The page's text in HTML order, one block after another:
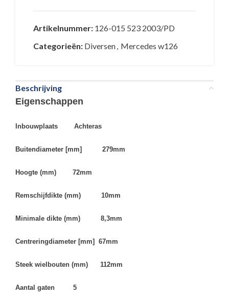
Artikelnummer: 126-015 523 2003/PD
Categorieën: Diversen, Mercedes w126
Beschrijving
Eigenschappen
Inbouwplaats Achteras
Buitendiameter [mm] 279mm
Hoogte (mm) 72mm
Remschijfdikte (mm) 10mm
Minimale dikte (mm) 8,3mm
Centreringdiameter [mm] 67mm
Steek wielbouten (mm) 112mm
Aantal gaten 5